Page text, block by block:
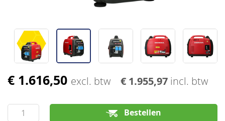
€ 1.616,50 excl. btw € 1.955,97 incl. btw
Bestellen
Ga
het
begin